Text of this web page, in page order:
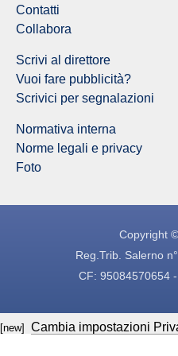
Contatti
Collabora
Scrivi al direttore
Vuoi fare pubblicità?
Scrivici per segnalazioni
Normativa interna
Norme legali e privacy
Foto
Copyright
Reg.Trib. Salerno
CF: 95084570654
[new] Cambia impostazioni